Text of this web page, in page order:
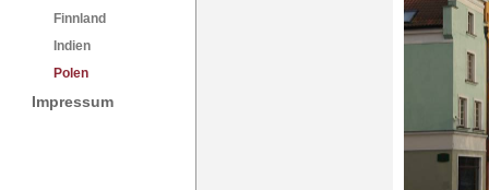
Finnland
Indien
Polen
Impressum